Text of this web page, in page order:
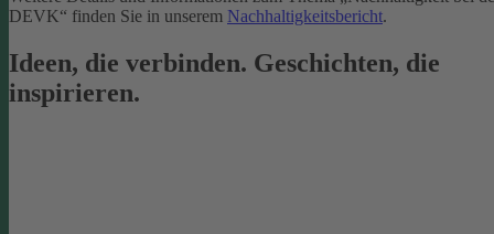
DEVK“ finden Sie in unserem Nachhaltigkeitsbericht.
Ideen, die verbinden. Geschichten, die
inspirieren.